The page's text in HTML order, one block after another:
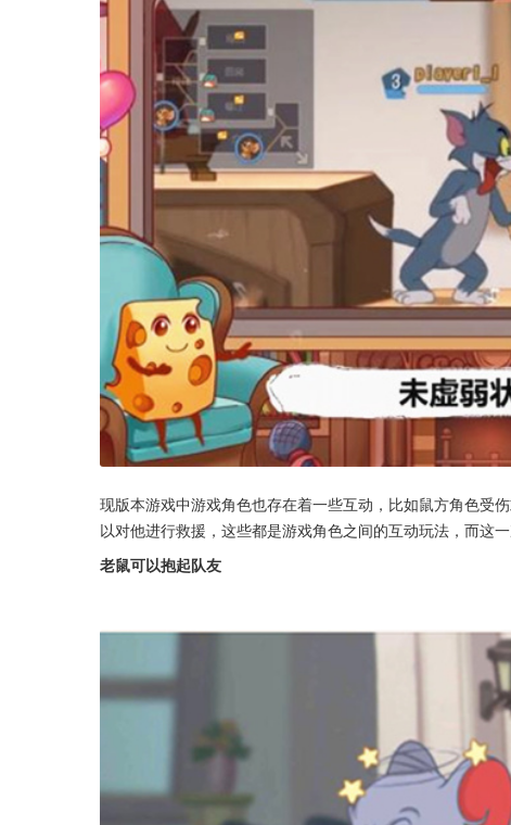
现版本游戏中游戏角色也存在着一些互动，比如鼠方角色受
以对他进行救援，这些都是游戏角色之间的互动玩法，而这
老鼠可以抱起队友